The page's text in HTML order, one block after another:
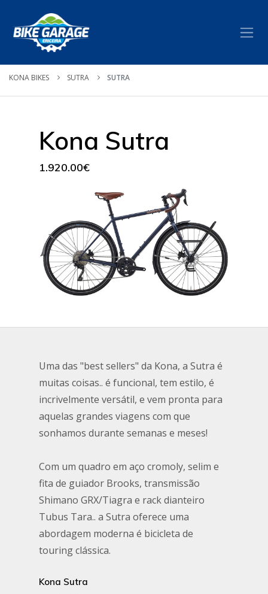
KONA BIKES SUTRA SUTRA
Kona Sutra
1.920.00€
Uma das "best sellers" da Kona, a Sutra é
muitas coisas.. é funcional, tem estilo, é
incrivelmente versátil, e vem pronta para
aquelas grandes viagens com que
sonhamos durante semanas e meses!
Com um quadro em aço cromoly, selim e
fita de guiador Brooks, transmissão
Shimano GRX/Tiagra e rack dianteiro
Tubus Tara.. a Sutra oferece uma
abordagem moderna é bicicleta de
touring clássica.
Kona Sutra